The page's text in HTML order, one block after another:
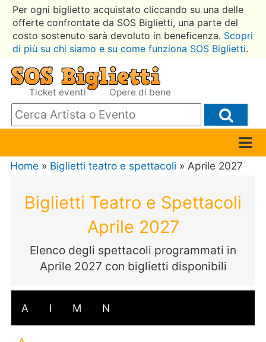
Per ogni biglietto acquistato cliccando su una delle
offerte confrontate da SOS Biglietti, una parte del
costo sostenuto sarà devoluto in beneficenza. Scopri
di più su chi siamo e su come funziona SOS Biglietti.
Ticket eventi Opere di bene
Home » Biglietti teatro e spettacoli » Aprile 2027
Biglietti Teatro e Spettacoli
Aprile 2027
Elenco degli spettacoli programmati in
Aprile 2027 con biglietti disponibili
A I M N